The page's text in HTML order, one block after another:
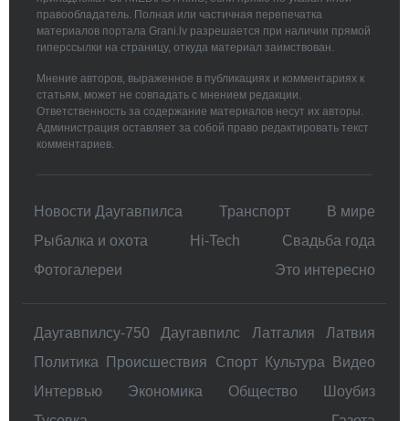
правообладатель. Полная или частичная перепечатка
материалов портала Grani.lv разрешается при наличии прямой
гиперссылки на страницу, откуда материал заимствован.
Мнение авторов, выраженное в публикациях и комментариях к
статьям, может не совпадать с мнением редакции.
Ответственность за содержание материалов несут их авторы.
Администрация оставляет за собой право редактировать текст
комментариев.
Новости Даугавпилса Транспорт
В мире
Рыбалка и охота
Hi-Tech
Свадьбa года
Фотогалереи
Это интересно
Даугавпилсу-750 Даугавпилс Латгалия
Латвия
Политика
Происшествия Спорт Культура
Видео
Интервью
Экономика Общество
Шоубиз